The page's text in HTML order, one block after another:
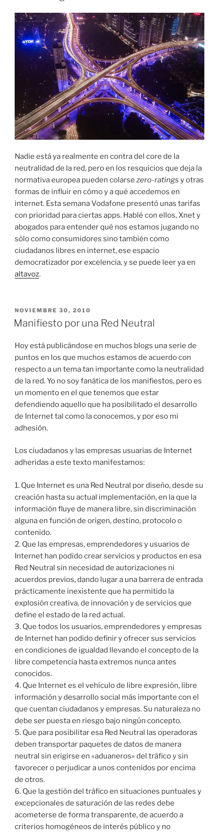
Nadie está ya realmente en contra del core de la
neutralidad de la red, pero en los resquicios que deja la
normativa europea pueden colarse zero-ratings y otras
formas de influir en cómo y a qué accedemos en
internet. Esta semana Vodafone presentó unas tarifas
con prioridad para ciertas apps. Hablé con ellos, Xnet y
abogados para entender qué nos estamos jugando no
sólo como consumidores sino también como
ciudadanos libres en internet, ese espacio
democratizador por excelencia, y se puede leer ya en
altavoz.
PUBLICADO
EL
NOVIEMBRE 30, 2010
Manifiesto por una Red Neutral
Hoy está publicándose en muchos blogs una serie de
puntos en los que muchos estamos de acuerdo con
respecto a un tema tan importante como la neutralidad
de la red. Yo no soy fanática de los manifiestos, pero es
un momento en el que tenemos que estar
defendiendo aquello que ha posibilitado el desarrollo
de Internet tal como la conocemos, y por eso mi
adhesión.
Los ciudadanos y las empresas usuarias de Internet
adheridas a este texto manifestamos:
1. Que Internet es una Red Neutral por diseño, desde su
creación hasta su actual implementación, en la que la
información fluye de manera libre, sin discriminación
alguna en función de origen, destino, protocolo o
contenido.
2. Que las empresas, emprendedores y usuarios de
Internet han podido crear servicios y productos en esa
Red Neutral sin necesidad de autorizaciones ni
acuerdos previos, dando lugar a una barrera de entrada
prácticamente inexistente que ha permitido la
explosión creativa, de innovación y de servicios que
define el estado de la red actual.
3. Que todos los usuarios, emprendedores y empresas
de Internet han podido definir y ofrecer sus servicios
en condiciones de igualdad llevando el concepto de la
libre competencia hasta extremos nunca antes
conocidos.
4. Que Internet es el vehículo de libre expresión, libre
información y desarrollo social más importante con el
que cuentan ciudadanos y empresas. Su naturaleza no
debe ser puesta en riesgo bajo ningún concepto.
5. Que para posibilitar esa Red Neutral las operadoras
deben transportar paquetes de datos de manera
neutral sin erigirse en «aduaneros» del tráfico y sin
favorecer o perjudicar a unos contenidos por encima
de otros.
6. Que la gestión del tráfico en situaciones puntuales y
excepcionales de saturación de las redes debe
acometerse de forma transparente, de acuerdo a
criterios homogéneos de interés público y no